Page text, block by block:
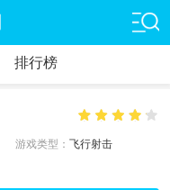
排行榜
游戏类型： 飞行射击